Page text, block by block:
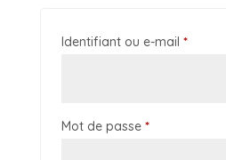
Identifiant ou e-mail *
Mot de passe *